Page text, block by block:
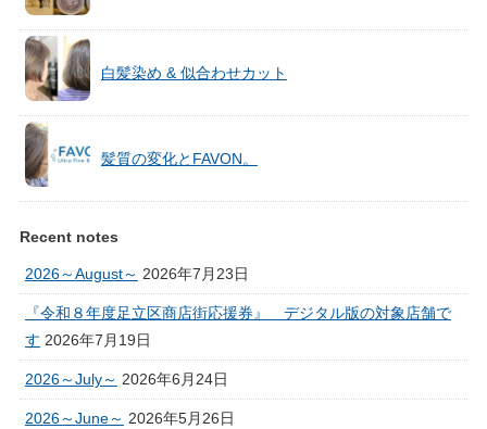
白髪染め & 似合わせカット
髪質の変化とFAVON。
Recent notes
2026～August～ 2026年7月23日
『令和８年度足立区商店街応援券』 デジタル版の対象店舗で
す 2026年7月19日
2026～July～ 2026年6月24日
2026～June～ 2026年5月26日